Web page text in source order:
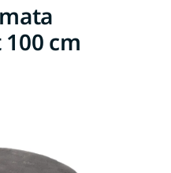
cm